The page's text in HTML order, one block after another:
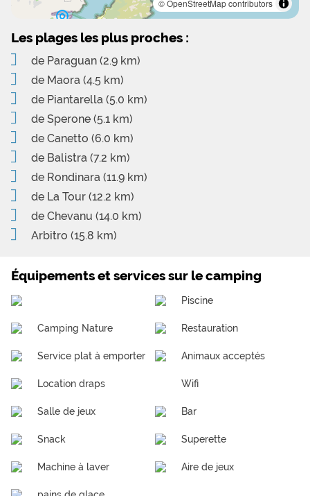
© OpenStreetMap contributors
Les plages les plus proches :
de Paraguan (2.9 km)
de Maora (4.5 km)
de Piantarella (5.0 km)
de Sperone (5.1 km)
de Canetto (6.0 km)
de Balistra (7.2 km)
de Rondinara (11.9 km)
de La Tour (12.2 km)
de Chevanu (14.0 km)
Arbitro (15.8 km)
Équipements et services sur le camping
Piscine
Camping Nature Restauration
Service plat à emporter Animaux acceptés
Location draps Wifi
Salle de jeux Bar
Snack Superette
Machine à laver Aire de jeux